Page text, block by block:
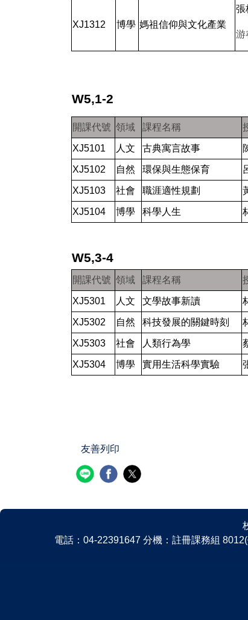
XJ1312 博學 媽祖信仰與文化產業
張
游
W5,1-2
開課代號 領域 課程名稱
XJ5101 人文 古典寓言故事
XJ5102 自然 環保與生態保育
XJ5103 社會 職涯適性規劃
XJ5104 博學 科學人生
W5,3-4
開課代號 領域 課程名稱
XJ5301 人文 文學故事新讀
XJ5302 自然 科技發展的關鍵時刻
XJ5303 社會 人類行為學
XJ5304 博學 實用生活科學實驗
友善列印
電話：04-22391647 分機：註冊課務組